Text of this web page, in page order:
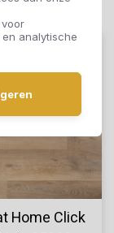
voor
analytische
Home Click